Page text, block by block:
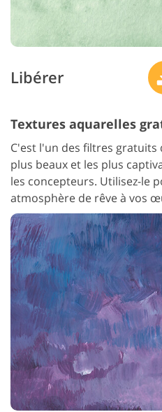
Libérer
Textures aquarelles
C'est l'un des filtres
plus beaux et les plus
les concepteurs. Utilisez-le
atmosphère de rêve à vos